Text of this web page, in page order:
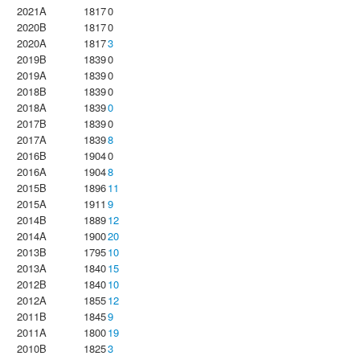
2021A
18170
2020B
18170
2020A
18173
2019B
18390
2019A
18390
2018B
18390
2018A
18390
2017B
18390
2017A
18398
2016B
19040
2016A
19048
2015B
189611
2015A
1911 9
2014B
188912
2014A
190020
2013B
179510
2013A
184015
2012B
184010
2012A
185512
2011B
18459
2011A
180019
2010B
18253